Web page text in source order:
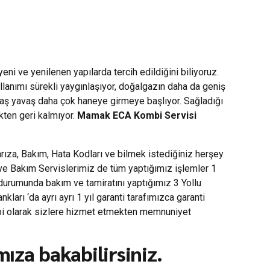
ve yenilenen yapılarda tercih edildiğini biliyoruz.
sürekli yaygınlaşıyor, doğalgazın daha da geniş
daha çok haneye girmeye başlıyor. Sağladığı
geri kalmıyor. Mamak ECA Kombi Servisi
Bakım, Hata Kodları ve bilmek istediğiniz herşey
Bakım Servislerimiz de tüm yaptığımız işlemler 1
bakım ve tamiratını yaptığımız 3 Yollu
‘da ayrı ayrı 1 yıl garanti tarafımızca garanti
olarak sizlere hizmet etmekten memnuniyet
bakabilirsiniz.